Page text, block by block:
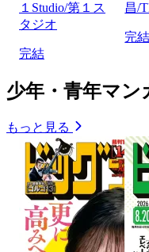
１Studio/第１ス
タジオ
完結
昌/
完結
少年・青年マ
もっと見る